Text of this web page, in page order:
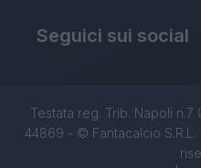
Seguici sui social
Testata reg. Trib. Napoli n.7
44869 - © Fantacalcio S.R.L.